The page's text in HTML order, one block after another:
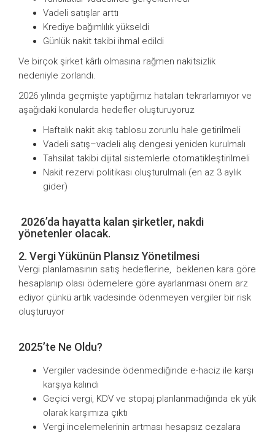
Vadeli satışlar arttı
Krediye bağımlılık yükseldi
Günlük nakit takibi ihmal edildi
Ve birçok şirket kârlı olmasına rağmen nakitsizlik
nedeniyle zorlandı.
2026 yılında geçmişte yaptığımız hataları tekrarlamıyor ve
aşağıdaki konularda hedefler oluşturuyoruz
Haftalık nakit akış tablosu zorunlu hale getirilmeli
Vadeli satış–vadeli alış dengesi yeniden kurulmalı
Tahsilat takibi dijital sistemlerle otomatikleştirilmeli
Nakit rezervi politikası oluşturulmalı (en az 3 aylık
gider)
2026’da hayatta kalan şirketler, nakdi
yönetenler olacak.
2. Vergi Yükünün Plansız Yönetilmesi
Vergi planlamasının satış hedeflerine, beklenen kara göre
hesaplanıp olası ödemelere göre ayarlanması önem arz
ediyor çünkü artık vadesinde ödenmeyen vergiler bir risk
oluşturuyor
2025’te Ne Oldu?
Vergiler vadesinde ödenmediğinde e-haciz ile karşı
karşıya kalındı
Geçici vergi, KDV ve stopaj planlanmadığında ek yük
olarak karşımıza çıktı
Vergi incelemelerinin artması hesapsız cezalara